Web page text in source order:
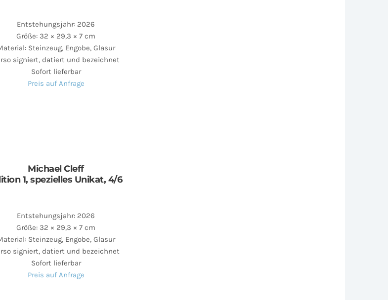
Entstehungsjahr: 2026
Größe: 32 × 29,3 × 7 cm
Steinzeug, Engobe, Glasur
signiert, datiert und bezeichnet
Sofort lieferbar
Preis auf Anfrage
Michael Cleff
1, spezielles Unikat, 4/6
Entstehungsjahr: 2026
Größe: 32 × 29,3 × 7 cm
Steinzeug, Engobe, Glasur
signiert, datiert und bezeichnet
Sofort lieferbar
Preis auf Anfrage